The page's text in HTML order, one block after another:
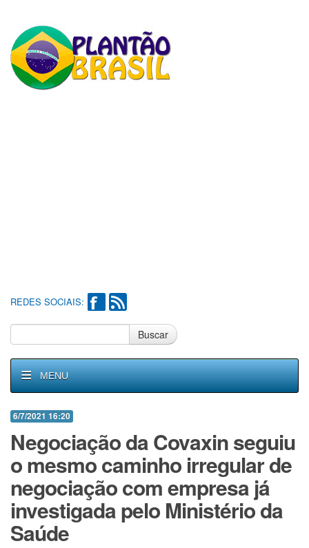
REDES SOCIAIS:
Buscar
MENU
6/7/2021 16:20
Negociação da Covaxin seguiu
o mesmo caminho irregular de
negociação com empresa já
investigada pelo Ministério da
Saúde